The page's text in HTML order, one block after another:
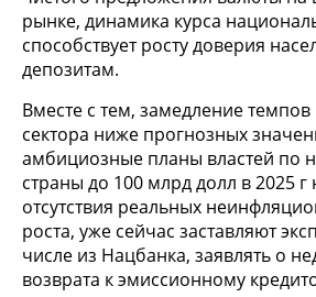
рынке, динамика курса
способствует росту доверия
депозитам.
Вместе с тем, замедление темпов
сектора ниже прогнозных
амбициозные планы властей по
страны до 100 млрд долл в 2025 г
отсутствия реальных
роста, уже сейчас заставляют
числе из Нацбанка, заявлять о
возврата к эмиссионному